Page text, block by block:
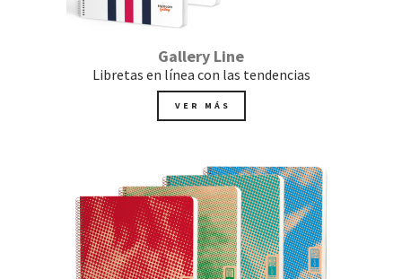
Gallery Line
Libretas en línea con las tendencias
VER MÁS